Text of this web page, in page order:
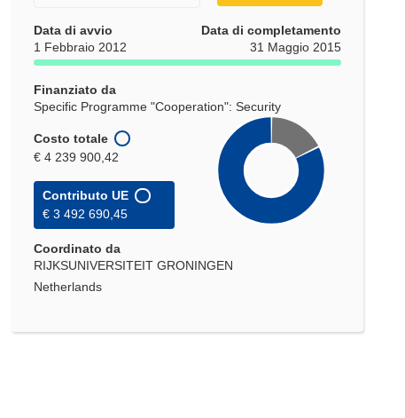
in
una
finestra)
Data di avvio
1 Febbraio 2012
Data di completamento
31 Maggio 2015
Finanziato da
Specific Programme "Cooperation": Security
Costo totale
€ 4 239 900,42
Contributo UE
€ 3 492 690,45
Coordinato da
RIJKSUNIVERSITEIT GRONINGEN
Netherlands